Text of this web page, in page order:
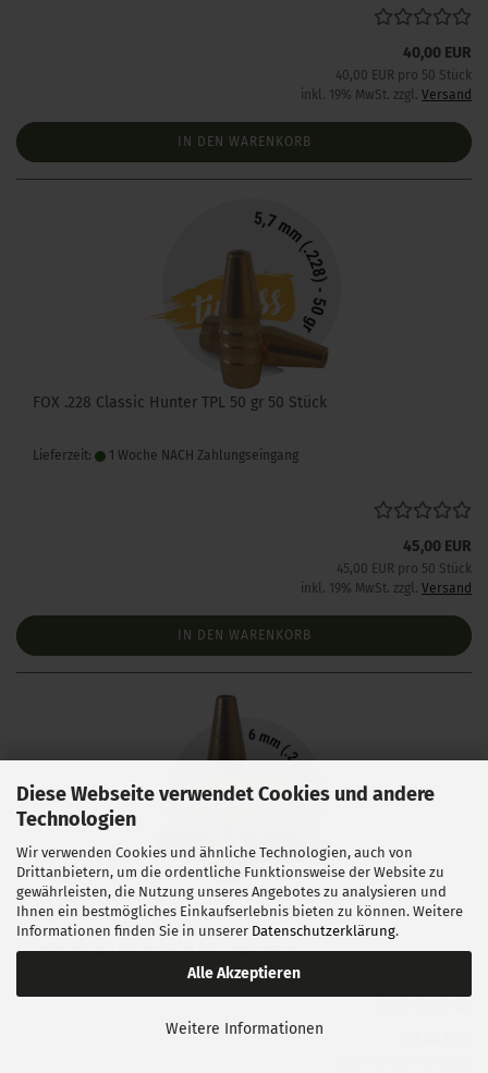
Diese Webseite verwendet Cookies und andere
Technologien
Wir verwenden Cookies und ähnliche Technologien, auch von
Drittanbietern, um die ordentliche Funktionsweise der Website zu
gewährleisten, die Nutzung unseres Angebotes zu analysieren und
Ihnen ein bestmögliches Einkaufserlebnis bieten zu können. Weitere
Informationen finden Sie in unserer Datenschutzerklärung.
Alle Akzeptieren
Weitere Informationen
40,00 EUR
40,00 EUR pro 50 Stück
inkl. 19% MwSt. zzgl. Versand
IN DEN WARENKORB
FOX .228 Classic Hunter TPL 50 gr 50 Stück
Lieferzeit: 1 Woche NACH Zahlungseingang
45,00 EUR
45,00 EUR pro 50 Stück
inkl. 19% MwSt. zzgl. Versand
IN DEN WARENKORB
FOX .243 Classic Hunter TPL 100 gr 50 Stück
Lieferzeit: 1 Woche NACH Zahlungseingang